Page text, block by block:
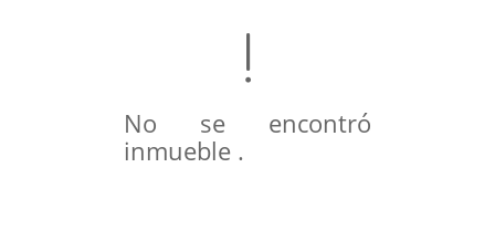
No se encontró
inmueble .